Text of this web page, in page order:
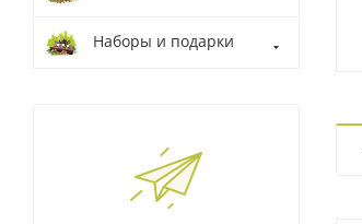
Наборы и подарки